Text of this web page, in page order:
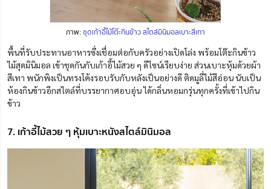
ภาพ:ชุดเก้าอี้ไม้โต๊ะกินข้าว สไตล์มินิมอลเบาะสีเทา
พื้นที่รับประทานอาหารซึ่งเชื่อมต่อกับครัวอย่างเปิดโล่ง พร้อมโต๊ะกินข้าว
ไม้สุดมินิมอล เข้าชุดกันกับเก้าอี้ไม้สวย ๆ ดีไซน์เรียบง่าย ส่วนเบาะหุ้มด้วยผ้า
สีเทา พนักพิงเป็นทรงโค้งรอบรับกับหลังเป็นอย่างดี ติดมูลี่ไม้สีอ่อน นับเป็น
ห้องกินข้าวอีกสไตล์ที่บรรยากาศอบอุ่น ได้กลิ่นหอมกรุ่นทุกครั้งที่เข้าไปกิน
ข้าว
7. เก้าอี้ไม้สวย ๆ หุ้มเบาะหนังสไตล์มินิมอล